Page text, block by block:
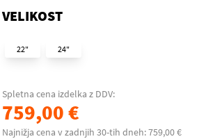
VELIKOST
22" 24"
Spletna cena izdelka z DDV:
759,00 €
Najnižja cena v zadnjih 30-tih dneh: 759,00 €